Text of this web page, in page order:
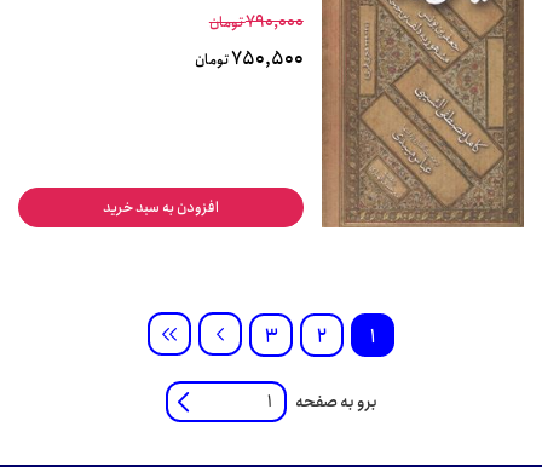
790,000تومان
750,500تومان
افزودن به سبد خرید
1
2
3
برو به صفحه